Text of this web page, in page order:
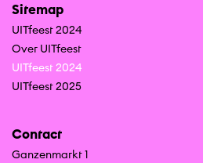
Sitemap
UITfeest 2024
Over UITfeest
UITfeest 2024
UITfeest 2025
Contact
Ganzenmarkt 1